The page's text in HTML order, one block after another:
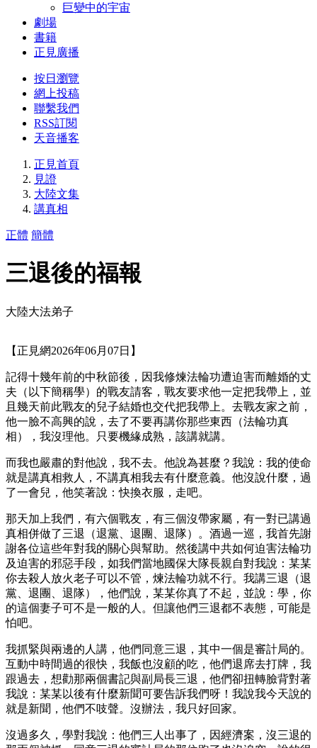
巨變中的宇宙
劇場
書籍
正見廣播
按日瀏覽
網上投稿
聯繫我們
RSS訂閱
天音播客
正見首頁
見證
大陸文集
講真相
正體 簡體
三退後的福報
大陸大法弟子
【正見網2026年06月07日】
記得十幾年前的中秋節後，因我修煉法輪功遭迫害而離婚的丈
夫（以下簡稱學）的戰友請客，戰友要求他一定把我帶上，並
且幾天前此戰友的兒子結婚也交代把我帶上。去戰友家之前，
他一臉不高興的說，去了不要再講你那些東西（法輪功真
相），我沒理他。只要機緣成熟，該講就講。
而我也嚴肅的對他說，我不去。他說為甚麼？我說：我的使命
就是講真相救人，不講真相我去有什麼意義。他沒說什麼，過
了一會兒，他笑著說：快換衣服，走吧。
那天加上我們，有六個戰友，有三個沒帶家屬，有一對已講過
真相併做了三退（退黨、退團、退隊）。酒過一巡，我首先謝
謝各位這些年對我的關心與幫助。然後講中共如何迫害法輪功
及迫害的邪惡手段，如我們當地國保大隊長親自對我說：某某
你去殺人放火老子可以不管，煉法輪功就不行。我講三退（退
黨、退團、退隊），他們說，某某你真了不起，並說：學，你
的這個妻子可不是一般的人。但讓他們三退都不表態，可能是
怕吧。
我抓緊與兩邊的人講，他們同意三退，其中一個是審計局的。
互動中時間過的很快，我飯也沒顧的吃，他們退席去打牌，我
跟過去，想勸那兩個書記與副局長三退，他們卻扭轉臉背對著
我說：某某以後有什麼新聞可要告訴我們呀！我說我今天說的
就是新聞，他們不吱聲。沒辦法，我只好回家。
沒過多久，學對我說：他們三人出事了，因經濟案，沒三退的